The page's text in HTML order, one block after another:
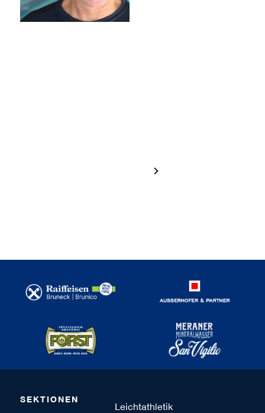
Hannah
Brugger
SEKTIONEN
Leichtathletik